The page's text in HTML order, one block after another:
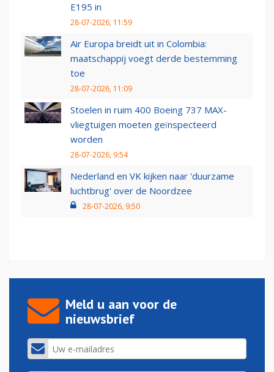
E195 in
28-07-2026, 11:59
Air Europa breidt uit in Colombia:
maatschappij voegt derde bestemming
toe
28-07-2026, 11:09
Stoelen in ruim 400 Boeing 737 MAX-
vliegtuigen moeten geïnspecteerd
worden
28-07-2026, 9:54
Nederland en VK kijken naar 'duurzame
luchtbrug' over de Noordzee
28-07-2026, 9:50
Meld u aan voor de
nieuwsbrief